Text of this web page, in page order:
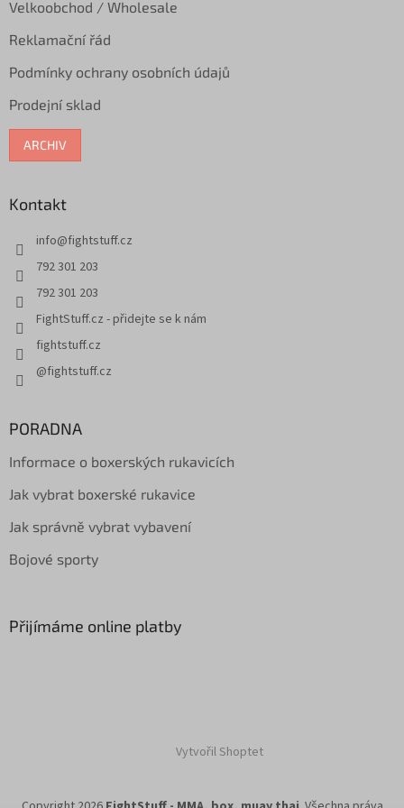
Velkoobchod / Wholesale
Reklamační řád
Podmínky ochrany osobních údajů
Prodejní sklad
ARCHIV
Kontakt
info@fightstuff.cz
792 301 203
792 301 203
FightStuff.cz - přidejte se k nám
fightstuff.cz
@fightstuff.cz
PORADNA
Informace o boxerských rukavicích
Jak vybrat boxerské rukavice
Jak správně vybrat vybavení
Bojové sporty
Přijímáme online platby
Vytvořil Shoptet